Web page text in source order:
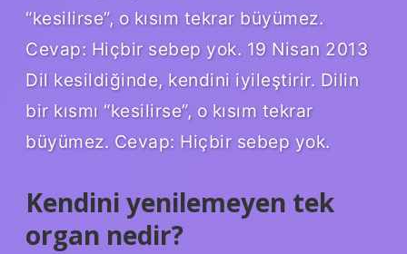
“kesilirse”, o kısım tekrar büyümez.
Cevap: Hiçbir sebep yok. 19 Nisan 2013
Dil kesildiğinde, kendini iyileştirir. Dilin
bir kısmı “kesilirse”, o kısım tekrar
büyümez. Cevap: Hiçbir sebep yok.
Kendini yenilemeyen tek
organ nedir?